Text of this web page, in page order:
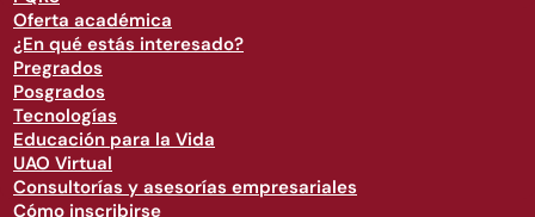
Oferta académica
¿En qué estás interesado?
Pregrados
Posgrados
Tecnologías
Educación para la Vida
UAO Virtual
Consultorías y asesorías empresariales
Cómo inscribirse